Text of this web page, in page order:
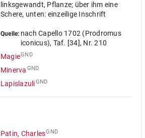
linksgewandt, Pflanze; über ihm eine
Schere, unten: einzeilige Inschrift
Quelle: nach Capello 1702 (Prodromus
iconicus), Taf. [34], Nr. 210
MagieGND
Minerva GND
LapislazuliGND
Patin, CharlesGND